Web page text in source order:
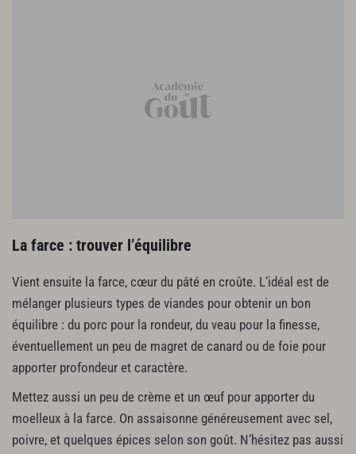
La farce : trouver l’équilibre
Vient ensuite la farce, cœur du pâté en croûte. L’idéal est de
mélanger plusieurs types de viandes pour obtenir un bon
équilibre : du porc pour la rondeur, du veau pour la finesse,
éventuellement un peu de magret de canard ou de foie pour
apporter profondeur et caractère.
Mettez aussi un peu de crème et un œuf pour apporter du
moelleux à la farce. On assaisonne généreusement avec sel,
poivre, et quelques épices selon son goût. N’hésitez pas aussi